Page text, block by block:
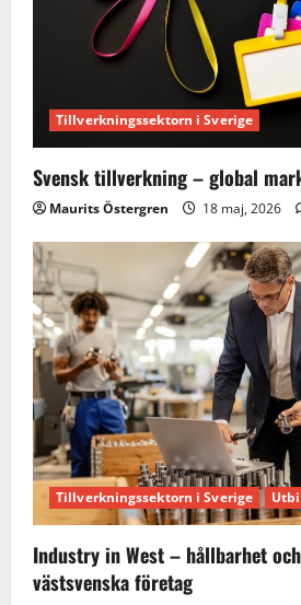
Tillverkningssektorn i Sverige
Svensk tillverkning – global
Maurits Östergren 18 maj, 2026
Tillverkningssektorn i Sverige
Industry in West – hållbarhet
västsvenska företag